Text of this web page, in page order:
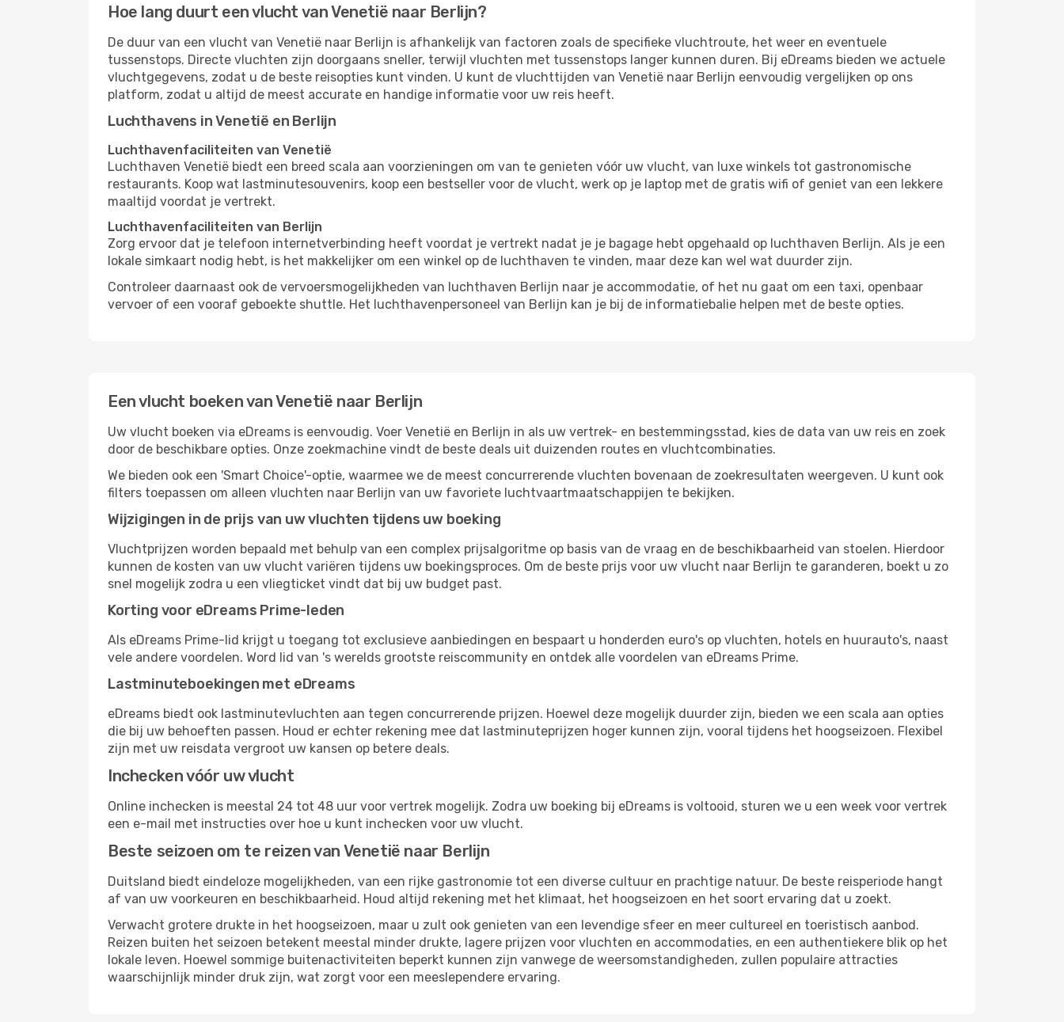
Hoe lang duurt een vlucht van Venetië naar Berlijn?
De duur van een vlucht van Venetië naar Berlijn is afhankelijk van factoren zoals de specifieke vluchtroute, het weer en eventuele
tussenstops. Directe vluchten zijn doorgaans sneller, terwijl vluchten met tussenstops langer kunnen duren. Bij eDreams bieden we actuele
vluchtgegevens, zodat u de beste reisopties kunt vinden. U kunt de vluchttijden van Venetië naar Berlijn eenvoudig vergelijken op ons
platform, zodat u altijd de meest accurate en handige informatie voor uw reis heeft.
Luchthavens in Venetië en Berlijn
Luchthavenfaciliteiten van Venetië
Luchthaven Venetië biedt een breed scala aan voorzieningen om van te genieten vóór uw vlucht, van luxe winkels tot gastronomische
restaurants. Koop wat lastminutesouvenirs, koop een bestseller voor de vlucht, werk op je laptop met de gratis wifi of geniet van een lekkere
maaltijd voordat je vertrekt.
Luchthavenfaciliteiten van Berlijn
Zorg ervoor dat je telefoon internetverbinding heeft voordat je vertrekt nadat je je bagage hebt opgehaald op luchthaven Berlijn. Als je een
lokale simkaart nodig hebt, is het makkelijker om een ​​winkel op de luchthaven te vinden, maar deze kan wel wat duurder zijn.
Controleer daarnaast ook de vervoersmogelijkheden van luchthaven Berlijn naar je accommodatie, of het nu gaat om een ​​taxi, openbaar
vervoer of een vooraf geboekte shuttle. Het luchthavenpersoneel van Berlijn kan je bij de informatiebalie helpen met de beste opties.
Een vlucht boeken van Venetië naar Berlijn
Uw vlucht boeken via eDreams is eenvoudig. Voer Venetië en Berlijn in als uw vertrek- en bestemmingsstad, kies de data van uw reis en zoek
door de beschikbare opties. Onze zoekmachine vindt de beste deals uit duizenden routes en vluchtcombinaties.
We bieden ook een 'Smart Choice'-optie, waarmee we de meest concurrerende vluchten bovenaan de zoekresultaten weergeven. U kunt ook
filters toepassen om alleen vluchten naar Berlijn van uw favoriete luchtvaartmaatschappijen te bekijken.
Wijzigingen in de prijs van uw vluchten tijdens uw boeking
Vluchtprijzen worden bepaald met behulp van een complex prijsalgoritme op basis van de vraag en de beschikbaarheid van stoelen. Hierdoor
kunnen de kosten van uw vlucht variëren tijdens uw boekingsproces. Om de beste prijs voor uw vlucht naar Berlijn te garanderen, boekt u zo
snel mogelijk zodra u een vliegticket vindt dat bij uw budget past.
Korting voor eDreams Prime-leden
Als eDreams Prime-lid krijgt u toegang tot exclusieve aanbiedingen en bespaart u honderden euro's op vluchten, hotels en huurauto's, naast
vele andere voordelen. Word lid van 's werelds grootste reiscommunity en ontdek alle voordelen van eDreams Prime.
Lastminuteboekingen met eDreams
eDreams biedt ook lastminutevluchten aan tegen concurrerende prijzen. Hoewel deze mogelijk duurder zijn, bieden we een scala aan opties
die bij uw behoeften passen. Houd er echter rekening mee dat lastminuteprijzen hoger kunnen zijn, vooral tijdens het hoogseizoen. Flexibel
zijn met uw reisdata vergroot uw kansen op betere deals.
Inchecken vóór uw vlucht
Online inchecken is meestal 24 tot 48 uur voor vertrek mogelijk. Zodra uw boeking bij eDreams is voltooid, sturen we u een week voor vertrek
een e-mail met instructies over hoe u kunt inchecken voor uw vlucht.
Beste seizoen om te reizen van Venetië naar Berlijn
Duitsland biedt eindeloze mogelijkheden, van een rijke gastronomie tot een diverse cultuur en prachtige natuur. De beste reisperiode hangt
af van uw voorkeuren en beschikbaarheid. Houd altijd rekening met het klimaat, het hoogseizoen en het soort ervaring dat u zoekt.
Verwacht grotere drukte in het hoogseizoen, maar u zult ook genieten van een levendige sfeer en meer cultureel en toeristisch aanbod.
Reizen buiten het seizoen betekent meestal minder drukte, lagere prijzen voor vluchten en accommodaties, en een authentiekere blik op het
lokale leven. Hoewel sommige buitenactiviteiten beperkt kunnen zijn vanwege de weersomstandigheden, zullen populaire attracties
waarschijnlijk minder druk zijn, wat zorgt voor een meeslependere ervaring.